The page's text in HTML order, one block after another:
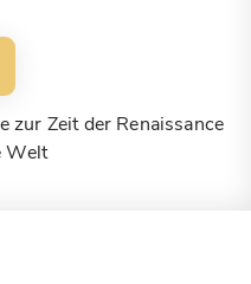
zur Zeit der Renaissance
Welt